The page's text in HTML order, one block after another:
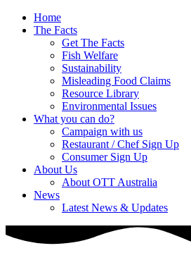
Home
The Facts
Get The Facts
Fish Welfare
Sustainability
Misleading Food Claims
Resource Library
Environmental Issues
What you can do?
Campaign with us
Restaurant / Chef Sign Up
Consumer Sign Up
About Us
About OTT Australia
News
Latest News & Updates